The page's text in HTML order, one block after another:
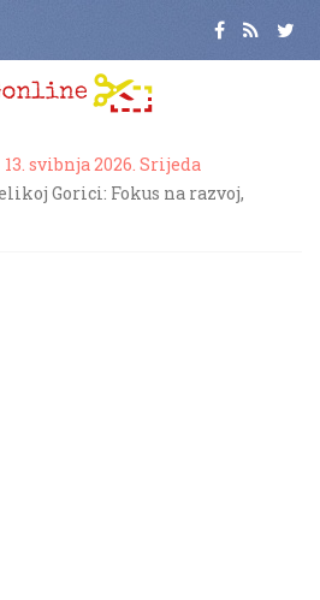
13. svibnja 2026. Srijeda
Gorici: Fokus na razvoj,